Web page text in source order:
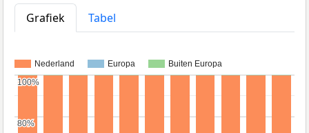
Grafiek
Tabel
Nederland Europa Buiten Europa
80%
80%
100%
100%